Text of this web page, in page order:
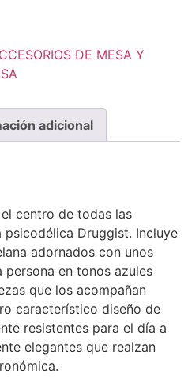
DE MESA Y
adicional
centro de todas las
psicodélica Druggist. Incluye
adornados con unos
en tonos azules
que los acompañan
característico diseño de
resistentes para el día a
elegantes que realzan